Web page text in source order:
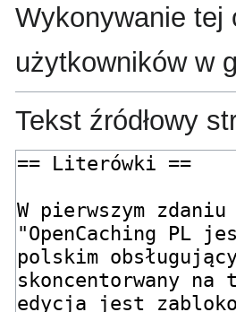
Wykonywanie tej
użytkowników w
Tekst źródłowy